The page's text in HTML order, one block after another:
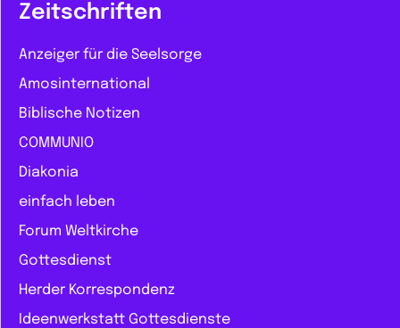
Zeitschriften
Anzeiger für die Seelsorge
Amosinternational
Biblische Notizen
COMMUNIO
Diakonia
einfach leben
Forum Weltkirche
Gottesdienst
Herder Korrespondenz
Ideenwerkstatt Gottesdienste